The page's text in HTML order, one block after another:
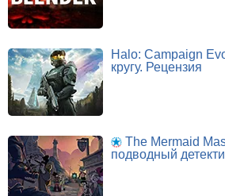
Halo: Campaign
кругу. Рецензия
The Mermaid
подводный